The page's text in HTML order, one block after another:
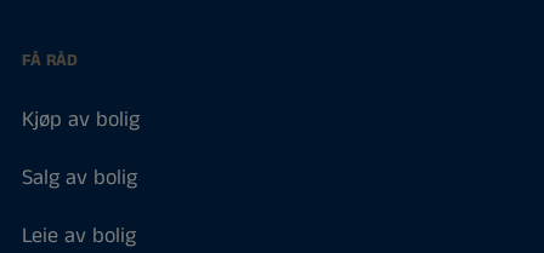
FÅ RÅD
Kjøp av bolig
Salg av bolig
Leie av bolig